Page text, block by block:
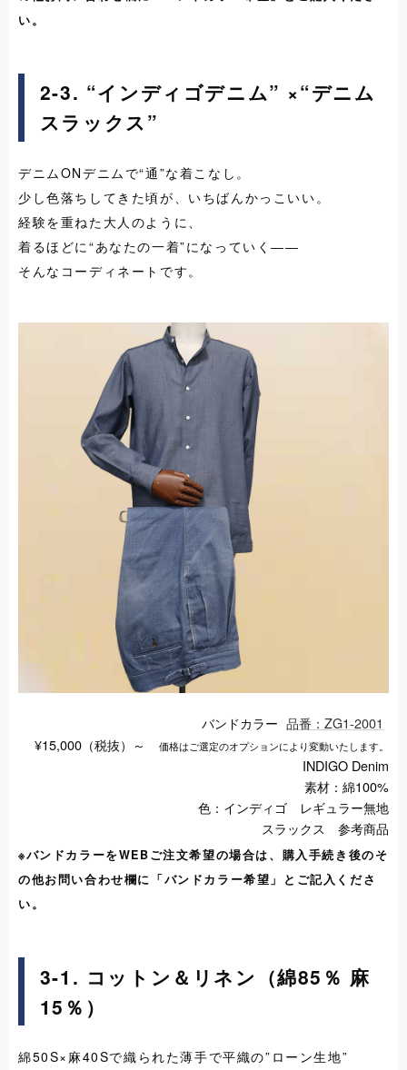
い。
2-3. “インディゴデニム” ×“デニム
スラックス”
デニムONデニムで“通”な着こなし。
少し色落ちしてきた頃が、いちばんかっこいい。
経験を重ねた大人のように、
着るほどに“あなたの一着”になっていく――
そんなコーディネートです。
バンドカラー 品番：ZG1-2001
¥15,000（税抜）～
価格はご選定のオプションにより変動いたします。
INDIGO Denim
素材：綿100%
色：インディゴ レギュラー無地
スラックス 参考商品
※バンドカラーをWEBご注文希望の場合は、購入手続き後のそ
の他お問い合わせ欄に「バンドカラー希望」とご記入くださ
い。
3-1. コットン＆リネン （綿85％ 麻
15％）
綿50S×麻40Sで織られた薄手で平織の”ローン生地”